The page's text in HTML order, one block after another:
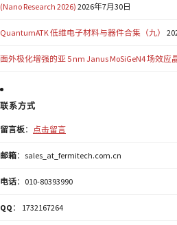
(Nano Research 2026) 2026年7月30日
QuantumATK 低维电子材料与器件合集（九）
面外极化增强的亚 5 nm Janus MoSiGeN4 场效应
联系方式
留言板： 点击留言
邮箱：sales_at_fermitech.com.cn
电话：010-80393990
QQ ： 1732167264